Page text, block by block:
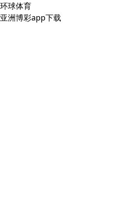
环球体育
亚洲博彩app下载